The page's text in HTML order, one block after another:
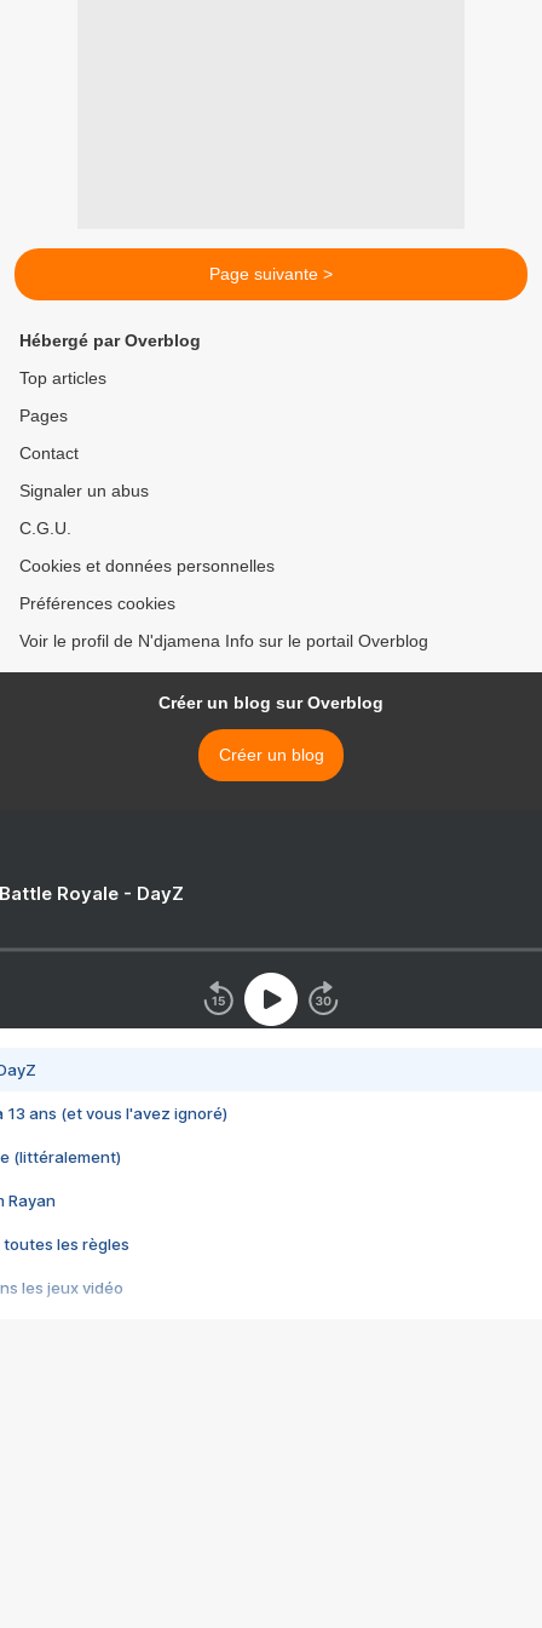
Page suivante >
Hébergé par Overblog
Top articles
Pages
Contact
Signaler un abus
C.G.U.
Cookies et données personnelles
Préférences cookies
Voir le profil de N'djamena Info sur le portail Overblog
Créer un blog sur Overblog
Créer un blog
Royale - DayZ
13 ans (et vous l'avez ignoré)
(littéralement)
Rayan
toutes les règles
les jeux vidéo